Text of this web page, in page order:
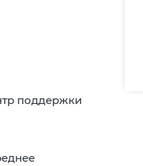
поддержки